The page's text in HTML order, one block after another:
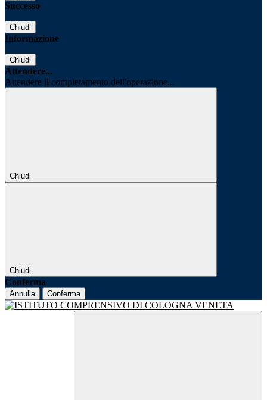
Successo
Chiudi
Informazione
Chiudi
Attendere...
Attendere il completamento dell'operazione...
Chiudi
Chiudi
Conferma
Annulla Conferma